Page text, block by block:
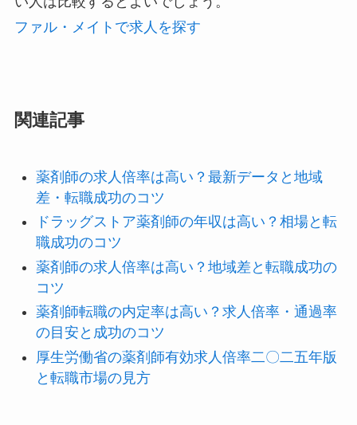
ファル・メイトで求人を探す
関連記事
薬剤師の求人倍率は高い？最新データと地域
差・転職成功のコツ
ドラッグストア薬剤師の年収は高い？相場と転
職成功のコツ
薬剤師の求人倍率は高い？地域差と転職成功の
コツ
薬剤師転職の内定率は高い？求人倍率・通過率
の目安と成功のコツ
厚生労働省の薬剤師有効求人倍率二〇二五年版
と転職市場の見方